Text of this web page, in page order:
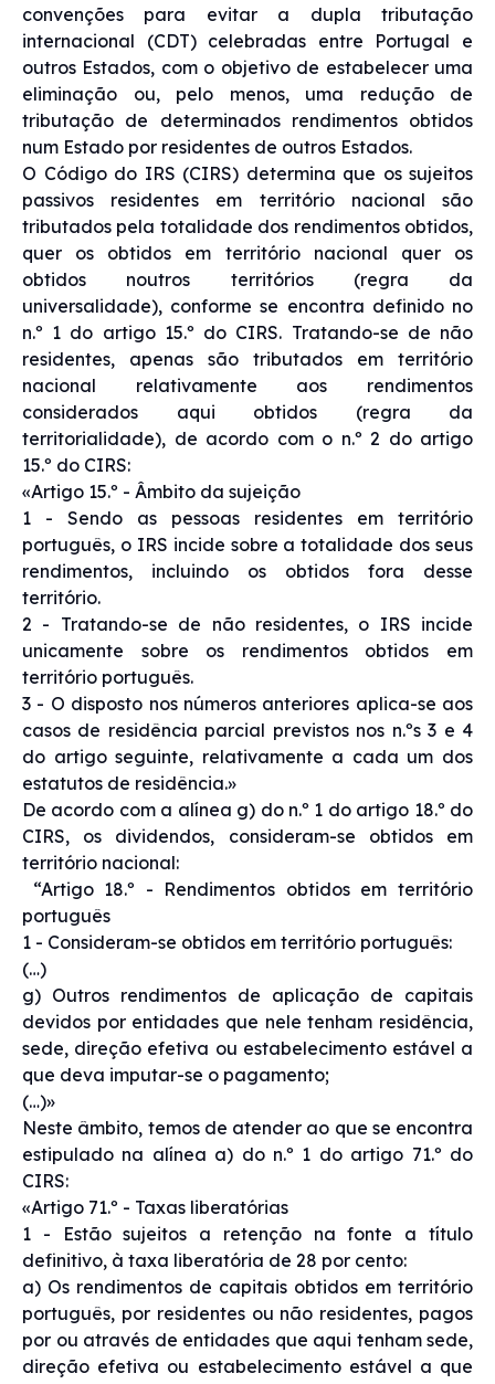
convenções para evitar a dupla tributação
internacional (CDT) celebradas entre Portugal e
outros Estados, com o objetivo de estabelecer uma
eliminação ou, pelo menos, uma redução de
tributação de determinados rendimentos obtidos
num Estado por residentes de outros Estados.
O Código do IRS (CIRS) determina que os sujeitos
passivos residentes em território nacional são
tributados pela totalidade dos rendimentos obtidos,
quer os obtidos em território nacional quer os
obtidos noutros territórios (regra da
universalidade), conforme se encontra definido no
n.º 1 do artigo 15.º do CIRS. Tratando-se de não
residentes, apenas são tributados em território
nacional relativamente aos rendimentos
considerados aqui obtidos (regra da
territorialidade), de acordo com o n.º 2 do artigo
15.º do CIRS:
«Artigo 15.º - Âmbito da sujeição
1 - Sendo as pessoas residentes em território
português, o IRS incide sobre a totalidade dos seus
rendimentos, incluindo os obtidos fora desse
território.
2 - Tratando-se de não residentes, o IRS incide
unicamente sobre os rendimentos obtidos em
território português.
3 - O disposto nos números anteriores aplica-se aos
casos de residência parcial previstos nos n.ºs 3 e 4
do artigo seguinte, relativamente a cada um dos
estatutos de residência.»
De acordo com a alínea g) do n.º 1 do artigo 18.º do
CIRS, os dividendos, consideram-se obtidos em
território nacional:
“Artigo 18.º - Rendimentos obtidos em território
português
1 - Consideram-se obtidos em território português:
(…)
g) Outros rendimentos de aplicação de capitais
devidos por entidades que nele tenham residência,
sede, direção efetiva ou estabelecimento estável a
que deva imputar-se o pagamento;
(…)»
Neste âmbito, temos de atender ao que se encontra
estipulado na alínea a) do n.º 1 do artigo 71.º do
CIRS:
«Artigo 71.º - Taxas liberatórias
1 - Estão sujeitos a retenção na fonte a título
definitivo, à taxa liberatória de 28 por cento:
a) Os rendimentos de capitais obtidos em território
português, por residentes ou não residentes, pagos
por ou através de entidades que aqui tenham sede,
direção efetiva ou estabelecimento estável a que